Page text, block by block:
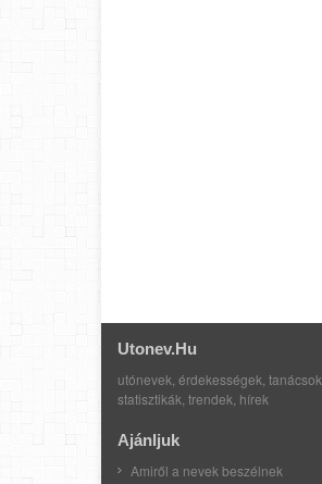
Utonev.hu
utónevek, érdekességek, tanácsok,
statisztikák, trendek, hírek
Ajánljuk
Amiről a nevek beszélnek